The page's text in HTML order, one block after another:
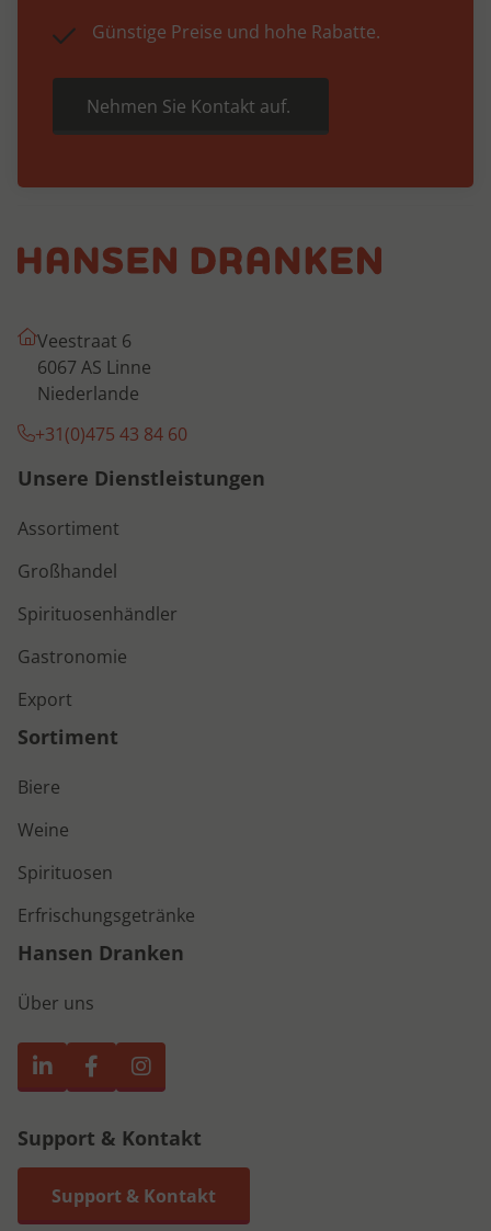
Günstige Preise und hohe Rabatte.
Nehmen Sie Kontakt auf.
Veestraat 6
6067 AS Linne
Niederlande
+31(0)475 43 84 60
Unsere Dienstleistungen
Assortiment
Großhandel
Spirituosenhändler
Gastronomie
Export
Sortiment
Biere
Weine
Spirituosen
Erfrischungsgetränke
Hansen Dranken
Über uns
Support & Kontakt
Support & Kontakt